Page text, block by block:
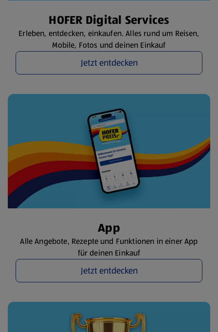
HOFER Digital Services
Erleben, entdecken, einkaufen. Alles rund um Reisen,
Mobile, Fotos und deinen Einkauf
Jetzt entdecken
App
Alle Angebote, Rezepte und Funktionen in einer App
für deinen Einkauf
Jetzt entdecken